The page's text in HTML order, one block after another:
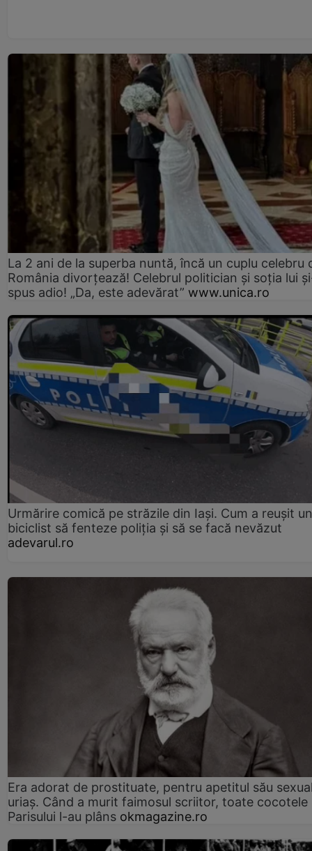
La 2 ani de la superba nuntă, încă un cuplu celebru
România divorțează! Celebrul politician și soția lui
spus adio! „Da, este adevărat” www.unica.ro
Urmărire comică pe străzile din Iași. Cum a reușit un
biciclist să fenteze poliția și să se facă nevăzut
adevarul.ro
Era adorat de prostituate, pentru apetitul său
uriaș. Când a murit faimosul scriitor, toate cocotele
Parisului l-au plâns okmagazine.ro